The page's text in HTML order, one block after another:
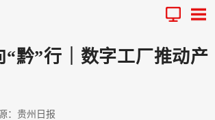
“黔”行｜数字工厂推动产
：贵州日报